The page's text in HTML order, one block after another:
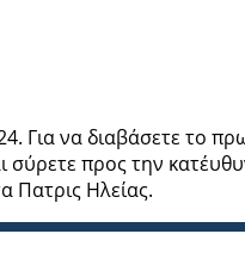
Για να διαβάσετε το
προς την
Πατρις Ηλείας.